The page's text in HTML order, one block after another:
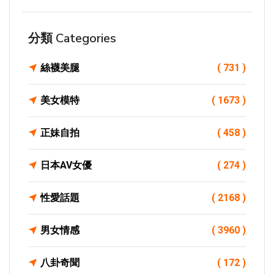
分類 Categories
絲襪美腿 ( 731 )
美女模特 ( 1673 )
正妹自拍 ( 458 )
日本AV女優 ( 274 )
性愛話題 ( 2168 )
男女情感 ( 3960 )
八卦奇聞 ( 172 )